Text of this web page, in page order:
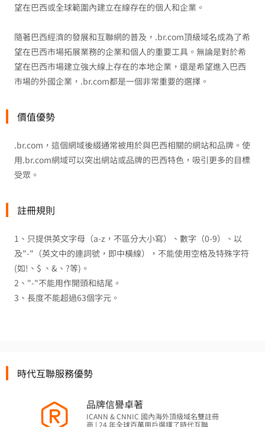
望在巴西或全球範圍內建立在線存在的個人和企業。
隨著巴西經濟的發展和互聯網的普及，.br.com頂級域名成為了希
望在巴西市場拓展業務的企業和個人的重要工具。無論是對於希
望在巴西市場建立強大線上存在的本地企業，還是希望進入巴西
市場的外國企業，.br.com都是一個非常重要的選擇。
價值優勢
.br.com，這個網域後綴通常被用於與巴西相關的網站和品牌。使
用.br.com網域可以突出網站或品牌的巴西特色，吸引更多的目標
受眾。
註冊規則
1、只提供英文字母（a-z，不區分大小寫）、數字（0-9）、以
及"-"（英文中的連詞號，即中橫線），不能使用空格及特殊字符
(如!、$ 、&、?等)。
2、"-"不能用作開頭和結尾。
3、長度不能超過63個字元。
時代互聯服務優勢
品牌信譽卓著
ICANN & CNNIC 國內海外頂級域名雙註冊
商 | 24 年全球百萬用戶選擇了時代互聯